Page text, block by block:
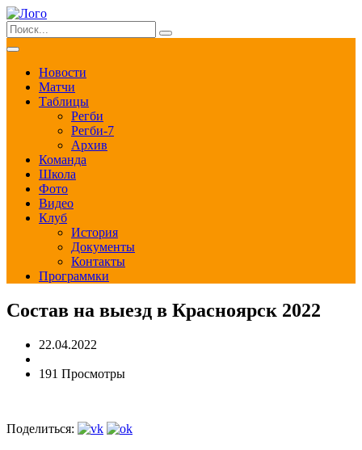
Новости
Матчи
Таблицы
Регби
Регби-7
Архив
Команда
Школа
Фото
Видео
Клуб
История
Документы
Контакты
Программки
Состав на выезд в Красноярск 2022
22.04.2022
191 Просмотры
Поделиться: